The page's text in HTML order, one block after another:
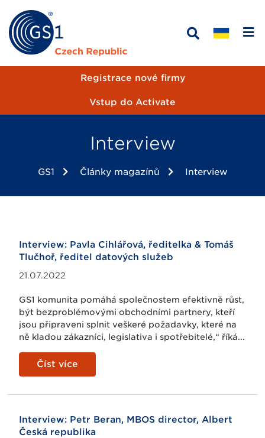
Registrace nové firmy
Vstup do Activate
Interview
GS1 Články magazínů Interview
Interview: Pavla Cihlářová, ředitelka & Tomáš
Tlučhoř, ředitel datových služeb
21.07.2022
GS1 komunita pomáhá společnostem efektivně růst,
být bezproblémovými obchodními partnery, kteří
jsou připraveni splnit veškeré požadavky, které na
ně kladou zákazníci, legislativa i spotřebitelé,“ říká...
Číst více
Interview: Petr Beran, MBOS director, Albert
Česká republika